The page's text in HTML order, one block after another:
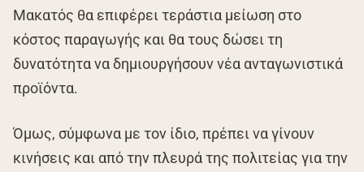
Μακατός θα επιφέρει τεράστια μείωση στο
κόστος παραγωγής και θα τους δώσει τη
δυνατότητα να δημιουργήσουν νέα ανταγωνιστικά
προϊόντα.
Όμως, σύμφωνα με τον ίδιο, πρέπει να γίνουν
κινήσεις και από την πλευρά της πολιτείας για την